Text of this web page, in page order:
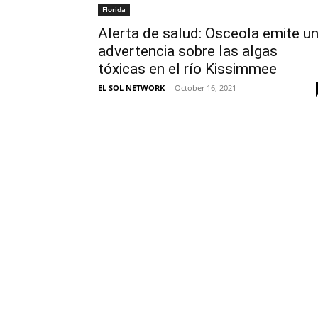
Florida
Alerta de salud: Osceola emite
advertencia sobre las algas
tóxicas en el río Kissimmee
EL SOL NETWORK - October 16, 2021